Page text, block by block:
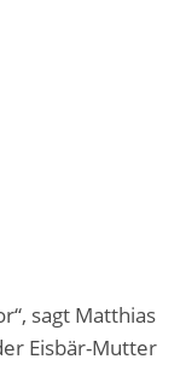
sagt Matthias
Eisbär-Mutter